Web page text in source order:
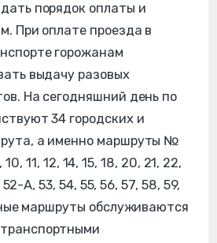
порядок оплаты и
При оплате проезда в
горожанам
выдачу разовых
На сегодняшний день по
34 городских и
а именно маршруты №
11, 12, 14, 15, 18, 20, 21, 22,
А, 53, 54, 55, 56, 57, 58, 59,
маршруты обслуживаются